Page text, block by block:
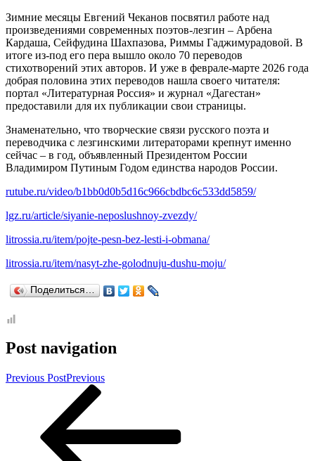
Зимние месяцы Евгений Чеканов посвятил работе над
произведениями современных поэтов-лезгин – Арбена
Кардаша, Сейфудина Шахпазова, Риммы Гаджимурадовой. В
итоге из-под его пера вышло около 70 переводов
стихотворений этих авторов. И уже в феврале-марте 2026 года
добрая половина этих переводов нашла своего читателя:
портал «Литературная Россия» и журнал «Дагестан»
предоставили для их публикации свои страницы.
Знаменательно, что творческие связи русского поэта и
переводчика с лезгинскими литераторами крепнут именно
сейчас – в год, объявленный Президентом России
Владимиром Путиным Годом единства народов России.
rutube.ru/video/b1bb0d0b5d16c966cbdbc6c533dd5859/
lgz.ru/article/siyanie-neposlushnoy-zvezdy/
litrossia.ru/item/pojte-pesn-bez-lesti-i-obmana/
litrossia.ru/item/nasyt-zhe-golodnuju-dushu-moju/
Поделиться…
Post navigation
Previous PostPrevious